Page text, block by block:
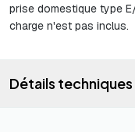
prise domestique type
charge n'est pas inclus.
Détails techniques